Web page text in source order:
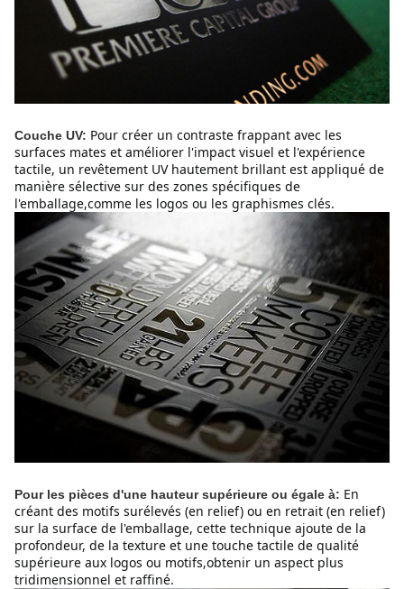
Couche UV: Pour créer un contraste frappant avec les
surfaces mates et améliorer l'impact visuel et l'expérience
tactile, un revêtement UV hautement brillant est appliqué de
manière sélective sur des zones spécifiques de
l'emballage,comme les logos ou les graphismes clés.
Pour les pièces d'une hauteur supérieure ou égale à: En
créant des motifs surélevés (en relief) ou en retrait (en relief)
sur la surface de l'emballage, cette technique ajoute de la
profondeur, de la texture et une touche tactile de qualité
supérieure aux logos ou motifs,obtenir un aspect plus
tridimensionnel et raffiné.